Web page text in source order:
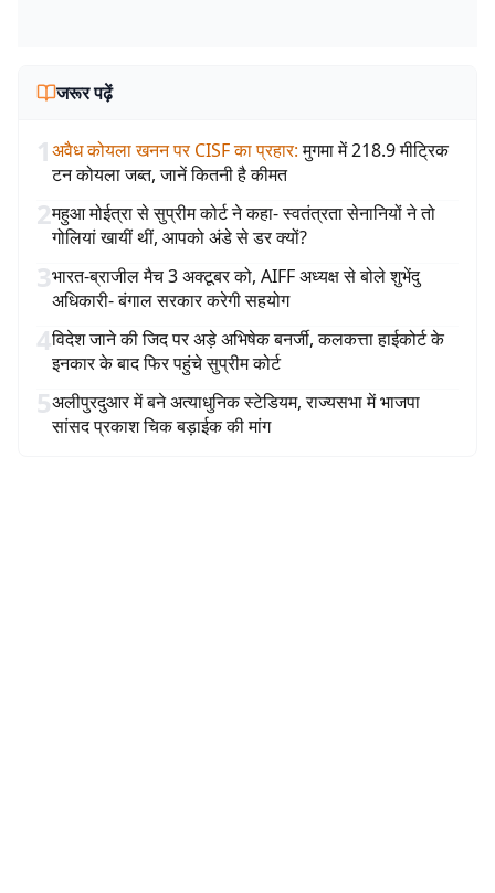
जरूर पढ़ें
1अवैध कोयला खनन पर CISF का प्रहार: मुगमा में 218.9 मीट्रिक
टन कोयला जब्त, जानें कितनी है कीमत
2महुआ मोईत्रा से सुप्रीम कोर्ट ने कहा- स्वतंत्रता सेनानियों ने तो
गोलियां खायीं थीं, आपको अंडे से डर क्यों?
3भारत-ब्राजील मैच 3 अक्टूबर को, AIFF अध्यक्ष से बोले शुभेंदु
अधिकारी- बंगाल सरकार करेगी सहयोग
4विदेश जाने की जिद पर अड़े अभिषेक बनर्जी, कलकत्ता हाईकोर्ट के
इनकार के बाद फिर पहुंचे सुप्रीम कोर्ट
5अलीपुरदुआर में बने अत्याधुनिक स्टेडियम, राज्यसभा में भाजपा
सांसद प्रकाश चिक बड़ाईक की मांग